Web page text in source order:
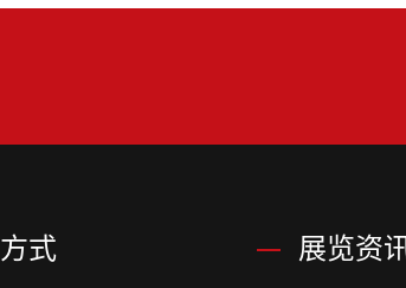
式 展览资